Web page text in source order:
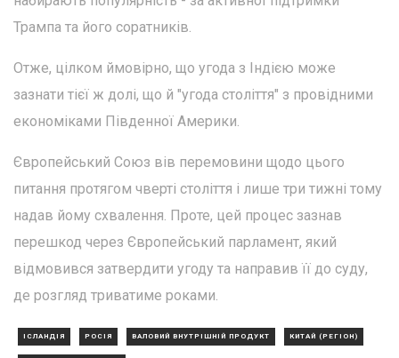
Трампа та його соратників.
Отже, цілком ймовірно, що угода з Індією може
зазнати тієї ж долі, що й "угода століття" з провідними
економіками Південної Америки.
Європейський Союз вів перемовини щодо цього
питання протягом чверті століття і лише три тижні тому
надав йому схвалення. Проте, цей процес зазнав
перешкод через Європейський парламент, який
відмовився затвердити угоду та направив її до суду,
де розгляд триватиме роками.
ІСЛАНДІЯ РОСІЯ ВАЛОВИЙ ВНУТРІШНІЙ ПРОДУКТ КИТАЙ (РЕГІОН)